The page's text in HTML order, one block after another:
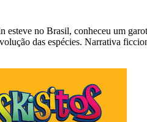
esteve no Brasil, conheceu um
das espécies. Narrativa